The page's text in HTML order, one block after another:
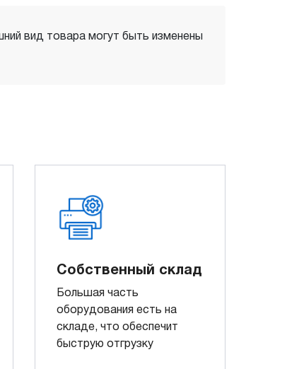
вид товара могут быть изменены
Собственный склад
Большая часть
оборудования есть на
складе, что обеспечит
быструю отгрузку